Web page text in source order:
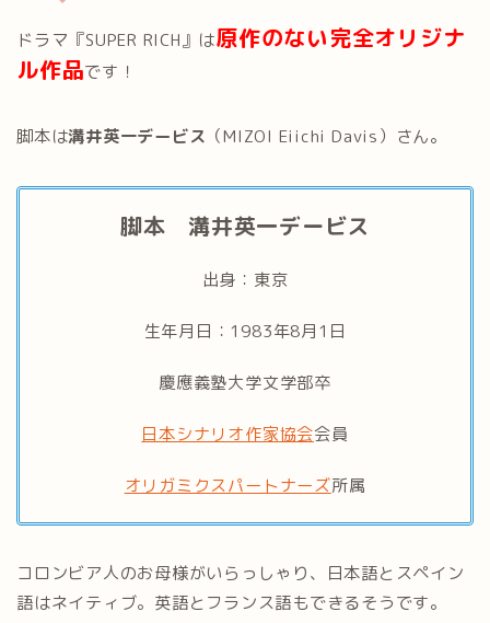
ドラマ『SUPER RICH』は原作のない完全オリジナ
ル作品です！
脚本は溝井英一デービス （MIZOI Eiichi Davis）さん。
脚本 溝井英一デービス
出身：東京
生年月日：1983年8月1日
慶應義塾大学文学部卒
日本シナリオ作家協会会員
オリガミクスパートナーズ所属
コロンビア人のお母様がいらっしゃり、日本語とスペイン
語はネイティブ。英語とフランス語もできるそうです。